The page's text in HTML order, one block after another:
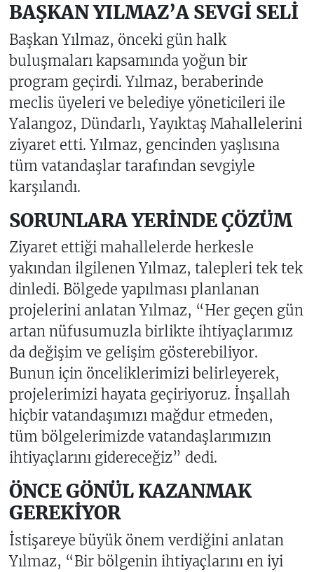
BAŞKAN YILMAZ’A SEVGİ SELİ
Başkan Yılmaz, önceki gün halk
buluşmaları kapsamında yoğun bir
program geçirdi. Yılmaz, beraberinde
meclis üyeleri ve belediye yöneticileri ile
Yalangoz, Dündarlı, Yayıktaş Mahallelerini
ziyaret etti. Yılmaz, gencinden yaşlısına
tüm vatandaşlar tarafından sevgiyle
karşılandı.
SORUNLARA YERİNDE ÇÖZÜM
Ziyaret ettiği mahallelerde herkesle
yakından ilgilenen Yılmaz, talepleri tek tek
dinledi. Bölgede yapılması planlanan
projelerini anlatan Yılmaz, “Her geçen gün
artan nüfusumuzla birlikte ihtiyaçlarımız
da değişim ve gelişim gösterebiliyor.
Bunun için önceliklerimizi belirleyerek,
projelerimizi hayata geçiriyoruz. İnşallah
hiçbir vatandaşımızı mağdur etmeden,
tüm bölgelerimizde vatandaşlarımızın
ihtiyaçlarını gidereceğiz” dedi.
ÖNCE GÖNÜL KAZANMAK
GEREKİYOR
İstişareye büyük önem verdiğini anlatan
Yılmaz, “Bir bölgenin ihtiyaçlarını en iyi